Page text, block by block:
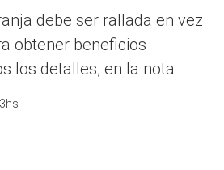
debe ser rallada en vez
obtener beneficios
los detalles, en la nota